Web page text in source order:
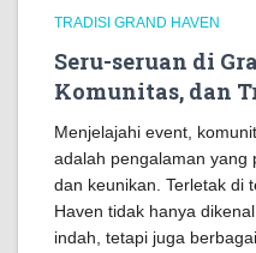
TRADISI GRAND HAVEN
Seru-seruan di
Komunitas, dan
Menjelajahi event,
adalah pengalaman yang
dan keunikan. Terletak di
Haven tidak hanya
indah, tetapi juga